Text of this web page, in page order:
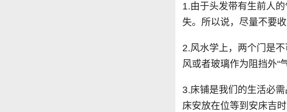
1.由于头发带有生前人
失。所以说，尽量不要
2.风水学上，两个门是
风或者玻璃作为阻挡外“
3.床铺是我们的生活必
床安放在位等到安床吉